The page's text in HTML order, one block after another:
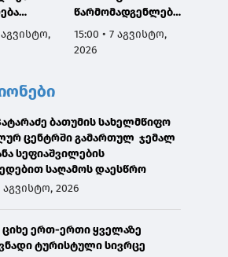
აგვისტო,
წარმომადგენლები
საუბრობენ ისეთ
საკითხებზე,
შეგნებულად
აწვდიან არასწორ
ინფორმაციას"
15:00 • 7 აგვისტო,
2026
ბათუმის სახელმწიფო
ცენტრში გამართულ ჯემალ
სეფიაშვილების
საღამოს დაესწრო
აგვისტო, 2026
ციხე ერთ-ერთი ყველაზე
ტურისტული სივრცე